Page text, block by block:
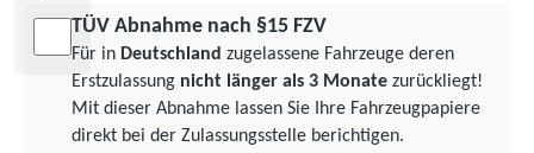
TÜV Abnahme nach §15 FZV
Für in Deutschland zugelassene Fahrzeuge deren
Erstzulassung nicht länger als 3 Monate zurückliegt!
Mit dieser Abnahme lassen Sie Ihre Fahrzeugpapiere
direkt bei der Zulassungsstelle berichtigen.